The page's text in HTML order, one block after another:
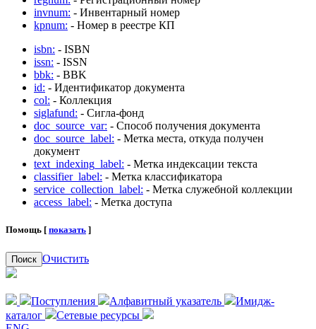
invnum: - Инвентарный номер
kpnum: - Номер в реестре КП
isbn: - ISBN
issn: - ISSN
bbk: - BBK
id: - Идентификатор документа
col: - Коллекция
siglafund: - Сигла-фонд
doc_source_var: - Способ получения документа
doc_source_label: - Метка места, откуда получен
документ
text_indexing_label: - Метка индексации текста
classifier_label: - Метка классификатора
service_collection_label: - Метка служебной коллекции
access_label: - Метка доступа
Помощь [ показать ]
Поиск Очистить
Поступления Алфавитный указатель
Имидж-
каталог
Сетевые ресурсы